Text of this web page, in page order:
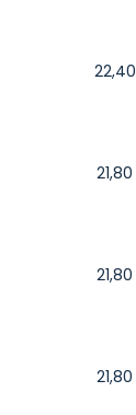
22,40
21,80
21,80
21,80